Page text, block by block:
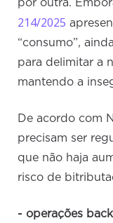
por outra.
214/2025
“consumo”,
para delimitar a
mantendo a
De acordo com
precisam ser
que não haja
risco de
- operações